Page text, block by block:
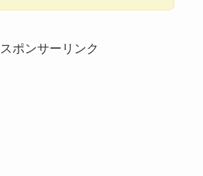
スポンサーリンク